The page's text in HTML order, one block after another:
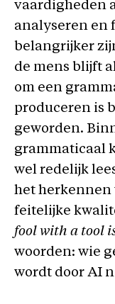
vaardigheden
analyseren en
belangrijker
de mens blijft
om een
produceren is
geworden.
grammaticaal
wel redelijk
het herkennen
feitelijke
fool with a tool
woorden: wie
wordt door AI